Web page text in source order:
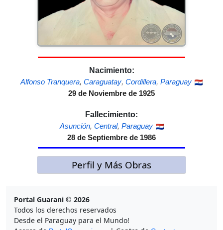
Nacimiento:
Alfonso Tranquera, Caraguatay, Cordillera, Paraguay
29 de Noviembre de 1925
Fallecimiento:
Asunción, Central, Paraguay
28 de Septiembre de 1986
Perfil y Más Obras
Portal Guarani © 2026
Todos los derechos reservados
Desde el Paraguay para el Mundo!